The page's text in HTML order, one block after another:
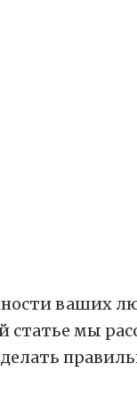
ваших
статье мы